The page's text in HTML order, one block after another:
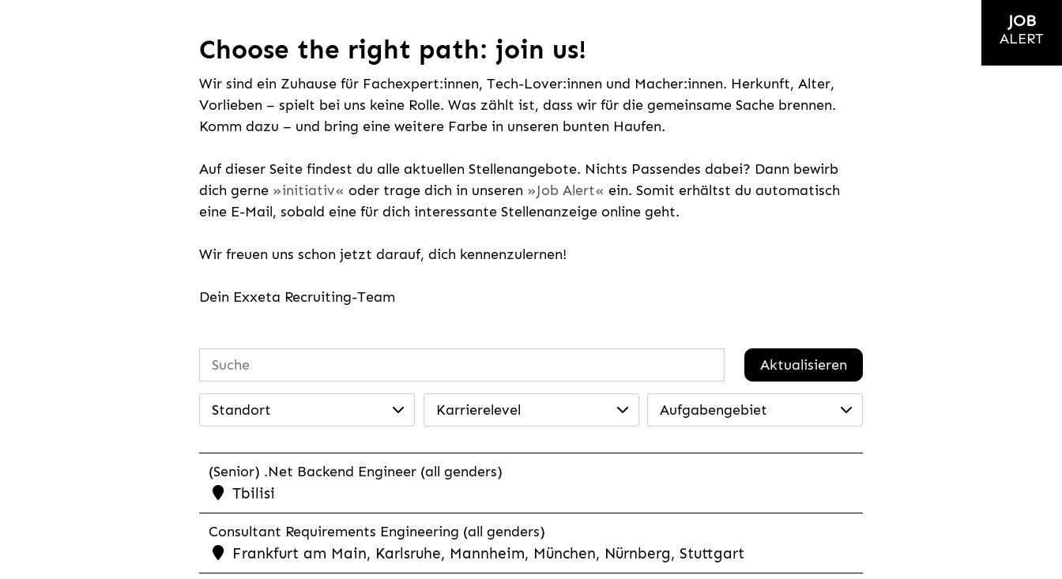
Choose the right path: join us!
Wir sind ein Zuhause für Fachexpert:innen, Tech-Lover:innen und Macher:innen. Herkunft, Alter,
Vorlieben – spielt bei uns keine Rolle. Was zählt ist, dass wir für die gemeinsame Sache brennen.
Komm dazu – und bring eine weitere Farbe in unseren bunten Haufen.
Auf dieser Seite findest du alle aktuellen Stellenangebote. Nichts Passendes dabei? Dann bewirb
dich gerne
initiativ oder trage dich in unseren Job Alert
ein. Somit erhältst du automatisch
eine E-Mail, sobald eine für dich interessante Stellenanzeige online geht.
Wir freuen uns schon jetzt darauf, dich kennenzulernen!
Dein Exxeta Recruiting-Team
Aktualisieren
Standort Karrierelevel Aufgabengebiet
(Senior) .Net Backend Engineer (all genders)
Tbilisi
Consultant Requirements Engineering (all genders)
Frankfurt am Main, Karlsruhe, Mannheim, München, Nürnberg, Stuttgart
JOB
ALERT